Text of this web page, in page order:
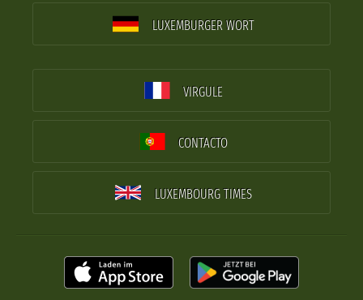
LUXEMBURGER WORT
VIRGULE
CONTACTO
LUXEMBOURG TIMES